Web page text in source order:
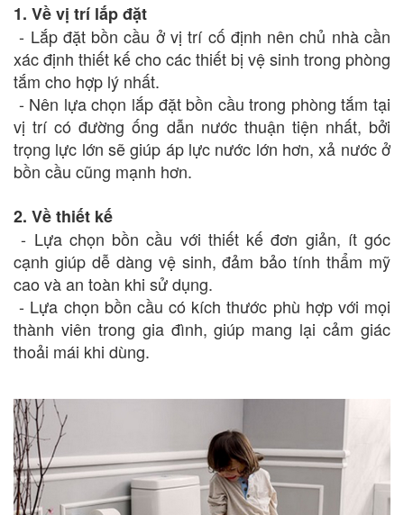
1. Về vị trí lắp đặt
- Lắp đặt bồn cầu ở vị trí cố định nên chủ nhà cần
xác định thiết kế cho các thiết bị vệ sinh trong phòng
tắm cho hợp lý nhất.
- Nên lựa chọn lắp đặt bồn cầu trong phòng tắm tại
vị trí có đường ống dẫn nước thuận tiện nhất, bởi
trọng lực lớn sẽ giúp áp lực nước lớn hơn, xả nước ở
bồn cầu cũng mạnh hơn.
2. Về thiết kế
- Lựa chọn bồn cầu với thiết kế đơn giản, ít góc
cạnh giúp dễ dàng vệ sinh, đảm bảo tính thẩm mỹ
cao và an toàn khi sử dụng.
- Lựa chọn bồn cầu có kích thước phù hợp với mọi
thành viên trong gia đình, giúp mang lại cảm giác
thoải mái khi dùng.